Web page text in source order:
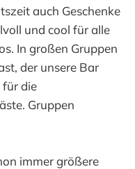
auch Geschenke
und cool für alle
In großen Gruppen
der unsere Bar
für die
Gruppen
immer größere